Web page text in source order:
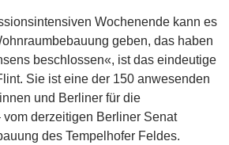
Wochenende kann es
geben, das haben
beschlossen«, ist das eindeutige
Sie ist eine der 150 anwesenden
und Berliner für die
vom derzeitigen Berliner Senat
des Tempelhofer Feldes.